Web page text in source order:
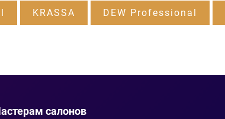
KRASSA DEW Professional
салонов